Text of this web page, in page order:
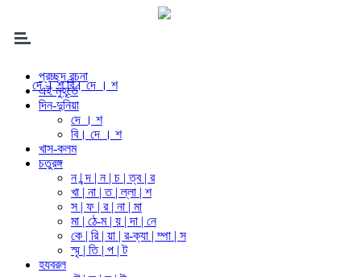
প্রচ্ছদ রচনা
এই মুহূর্তে
দিন-দুনিয়া
দে । শ
বি। দে । শ
খাস-কলম
চতুরঙ্গ
ন | ন্দ | ন | চ | ত্ব | র
খা | না | ত | ল্লা | শ
স | ফ | র | না | মা
মা | ঠে-ম | য় | দা | নে
কে | রি | য়া | র-ক্যা | ম্পা | স
স্মৃ | তি | প | ট
হযবরল
দে । শ বি। দে । শ